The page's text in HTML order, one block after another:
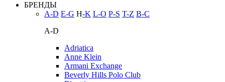
БРЕНДЫ
A-D E-G H-K L-O P-S T-Z В-С
A-D
Adriatica
Anne Klein
Armani Exchange
Beverly Hills Polo Club